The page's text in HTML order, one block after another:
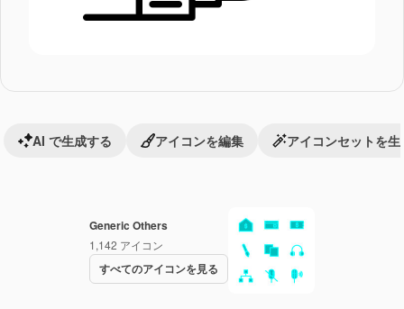
Generic Others
1,142 アイコン
すべてのアイコンを見る
AI で生成する アイコンを編集 アイコンセットを生